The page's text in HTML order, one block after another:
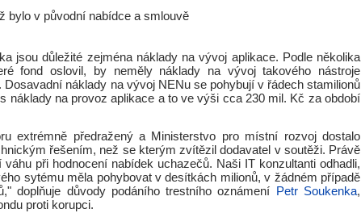
bylo v původní nabídce a smlouvě
jsou důležité zejména náklady na vývoj aplikace. Podle několika
fond oslovil, by neměly náklady na vývoj takového nástroje
Dosavadní náklady na vývoj NENu se pohybují v řádech stamilionů
náklady na provoz aplikace a to ve výši cca 230 mil. Kč za období
extrémně předražený a Ministerstvo pro místní rozvoj dostalo
řešením, než se kterým zvítězil dodavatel v soutěži. Právě
při hodnocení nabídek uchazečů. Naši IT konzultanti odhadli,
sytému měla pohybovat v desítkách milionů, v žádném případě
doplňuje důvody podáního trestního oznámení
Petr Soukenka,
proti korupci.